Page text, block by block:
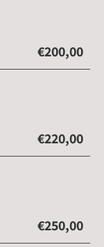
€200,00
€220,00
€250,00